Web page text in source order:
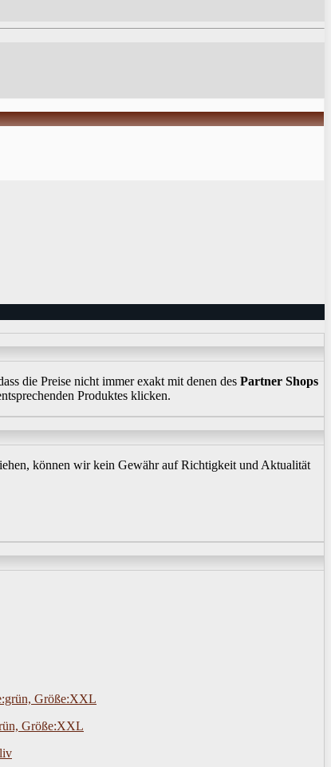
die Preise nicht immer exakt mit denen des Partner Shops
Produktes klicken.
können wir kein Gewähr auf Richtigkeit und Aktualität
Größe:XXL